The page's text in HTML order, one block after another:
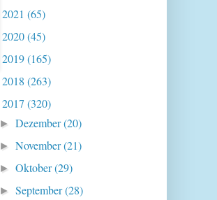
2021 (65)
2020(45)
2019(165)
2018 (263)
2017 (320)
►Dezember(20)
►November(21)
►Oktober(29)
►September(28)